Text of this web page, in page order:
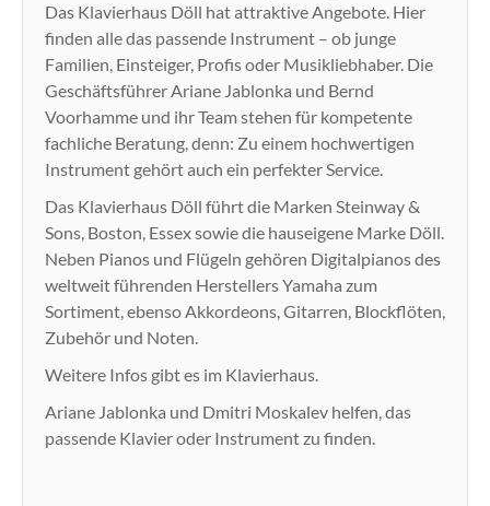
Das Klavierhaus Döll hat attraktive Angebote. Hier
finden alle das passende Instrument – ob junge
Familien, Einsteiger, Profis oder Musikliebhaber. Die
Geschäftsführer Ariane Jablonka und Bernd
Voorhamme und ihr Team stehen für kompetente
fachliche Beratung, denn: Zu einem hochwertigen
Instrument gehört auch ein perfekter Service.
Das Klavierhaus Döll führt die Marken Steinway &
Sons, Boston, Essex sowie die hauseigene Marke Döll.
Neben Pianos und Flügeln gehören Digitalpianos des
weltweit führenden Herstellers Yamaha zum
Sortiment, ebenso Akkordeons, Gitarren, Blockflöten,
Zubehör und Noten.
Weitere Infos gibt es im Klavierhaus.
Ariane Jablonka und Dmitri Moskalev helfen, das
passende Klavier oder Instrument zu finden.